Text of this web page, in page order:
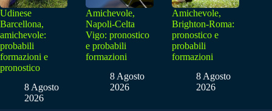
Udinese
Barcellona,
amichevole:
probabili
formazioni e
pronostico
8 Agosto
2026
Amichevole,
Napoli-Celta
Vigo: pronostico
e probabili
formazioni
8 Agosto
2026
Amichevole,
Brighton-Roma:
pronostico e
probabili
formazioni
8 Agosto
2026